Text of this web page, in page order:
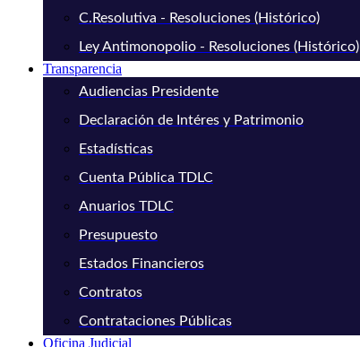
C.Resolutiva - Resoluciones (Histórico)
Ley Antimonopolio - Resoluciones (Histórico)
Transparencia
Audiencias Presidente
Declaración de Intéres y Patrimonio
Estadísticas
Cuenta Pública TDLC
Anuarios TDLC
Presupuesto
Estados Financieros
Contratos
Contrataciones Públicas
Oficina Judicial